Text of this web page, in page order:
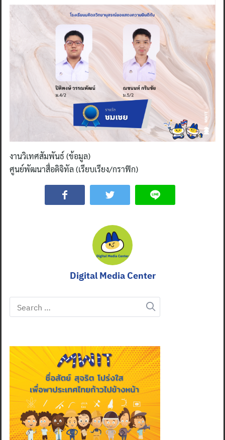
Search
for:
งานวิเทศสัมพันธ์ (ข้อมูล)
ศูนย์พัฒนาสื่อดิจิทัล (เรียบเรียง/กราฟิก)
Digital Media Center
Search
for: